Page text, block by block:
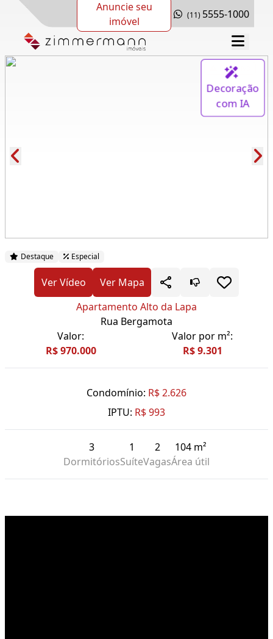
Anuncie seu
imóvel
(11) 5555-1000
Exclusivo
Decoração
com IA
Destaque Especial
Ver Vídeo
Ver Mapa
Apartamento Alto da Lapa
Rua Bergamota
Valor:
R$ 970.000
Valor por m²:
R$ 9.301
Condomínio: R$ 2.626
IPTU: R$ 993
3
Dormitórios
1
Suíte
2
Vagas
104 m²
Área útil